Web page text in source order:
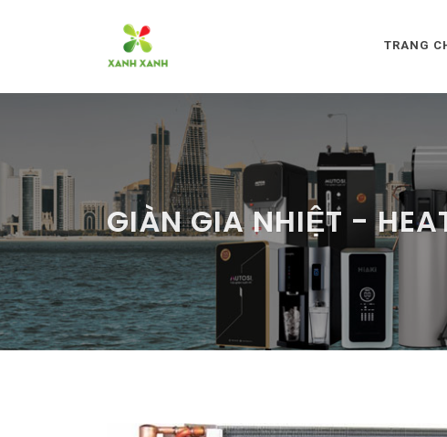
TRANG
GIÀN GIA NHIỆT -